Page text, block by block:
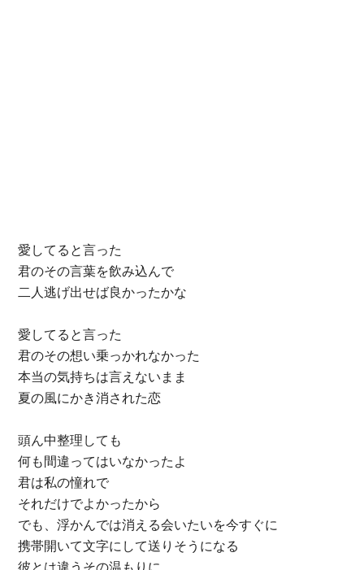
愛してると言った
君のその言葉を飲み込んで
二人逃げ出せば良かったかな
愛してると言った
君のその想い乗っかれなかった
本当の気持ちは言えないまま
夏の風にかき消された恋
頭ん中整理しても
何も間違ってはいなかったよ
君は私の憧れで
それだけでよかったから
でも、浮かんでは消える会いたいを今すぐに
携帯開いて文字にして送りそうになる